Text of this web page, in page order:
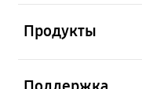
Продукты